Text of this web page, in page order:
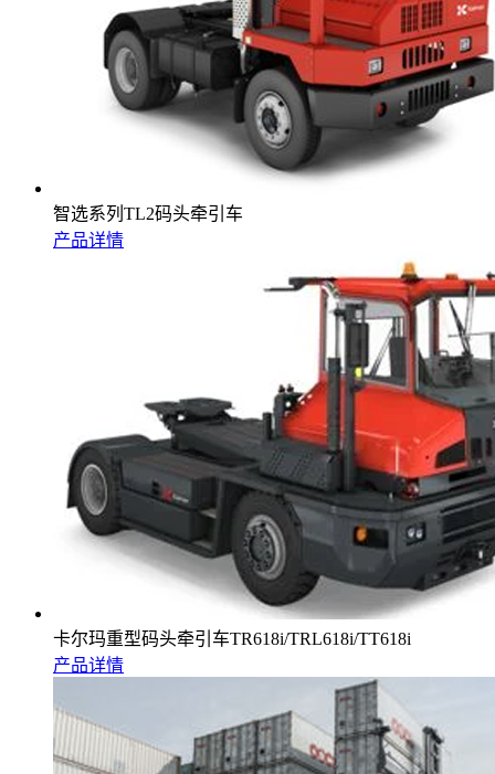
智选系列TL2码头牵引车
产品详情
卡尔玛重型码头牵引车TR618i/TRL618i/TT618i
产品详情